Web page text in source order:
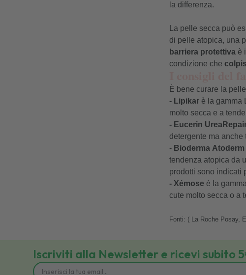
la differenza.
La pelle secca può
di pelle atopica, una
barriera protettivaè
condizione che
È bene curare la
- Lipikar è la gamma
molto secca e a
- Eucerin
detergente ma
- Bioderma Atoderm
tendenza atopica da
prodotti sono indicati
- Xémose è la
cute molto secca o a
Fonti: ( La Roche Posay,
Iscriviti alla Newsletter e ricevi subito